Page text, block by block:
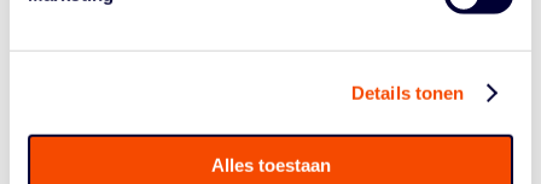
Details tonen
Alles toestaan
maar dan op het scorebord. En Marc houdt zich bezig
met de schotklok van twaalf seconden. Die opereert
constant met elkaar. Het papier is altijd leidend, dus dat
wat Marco noteert, maar je wilt natuurlijk dat op het